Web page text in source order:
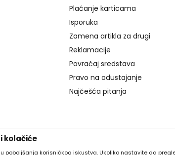
Plaćanje karticama
Isporuka
Zamena artikla za drugi
Reklamacije
Povraćaj sredstava
Pravo na odustajanje
Najčešća pitanja
kolačiće
poboljšanja korisničkog iskustva. Ukoliko nastavite da